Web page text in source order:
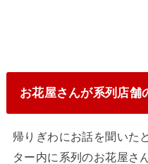
お花屋さんが系列店舗
帰りぎわにお話を聞いた
ター内に系列のお花屋さ